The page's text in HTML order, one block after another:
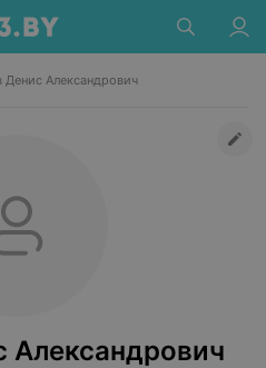
Денис Александрович
Александрович